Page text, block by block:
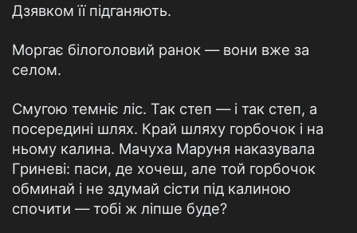
Дзявком її підганяють.
Моргає білоголовий ранок — вони вже за
селом.
Смугою темніє ліс. Так степ — і так степ, а
посередині шлях. Край шляху горбочок і на
ньому калина. Мачуха Маруня наказувала
Гриневі: паси, де хочеш, але той горбочок
обминай і не здумай сісти під калиною
спочити — тобі ж ліпше буде?